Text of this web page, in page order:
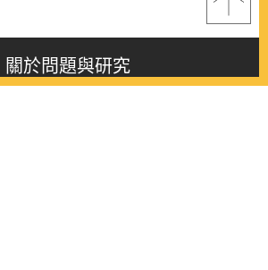
關於問題與研究
About this journal